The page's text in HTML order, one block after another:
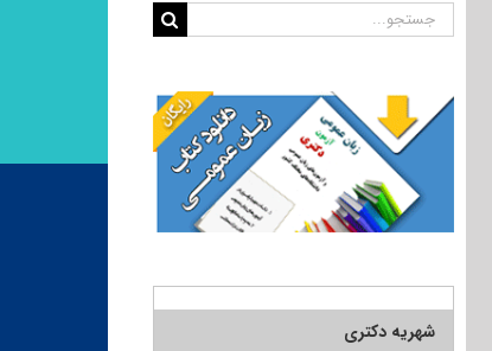
جستجو
شهریه دکتری